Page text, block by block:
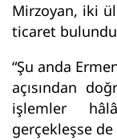
Mirzoyan, iki
ticaret
“Şu anda
açısından
işlemler
gerçekleşse